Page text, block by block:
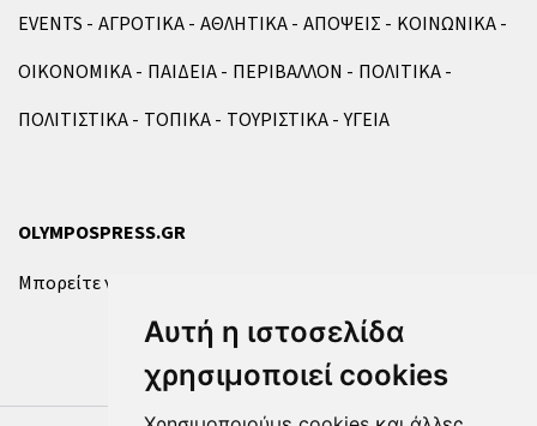
Αυτή η ιστοσελίδα
χρησιμοποιεί cookies
EVENTS ΑΓΡΟΤΙΚΑ ΑΘΛΗΤΙΚΑ ΑΠΟΨΕΙΣ
ΚΟΙΝΩΝΙΚΑ
ΟΙΚΟΝΟΜΙΚΑ
ΠΑΙΔΕΙΑ ΠΕΡΙΒΑΛΛΟΝ
ΠΟΛΙΤΙΚΑ
ΠΟΛΙΤΙΣΤΙΚΑ
ΤΟΠΙΚΑ ΤΟΥΡΙΣΤΙΚΑ ΥΓΕΙΑ
OLYMPOSPRESS.GR
Μπορείτε να επικοινωνήσετε μαζί μας μέσω της